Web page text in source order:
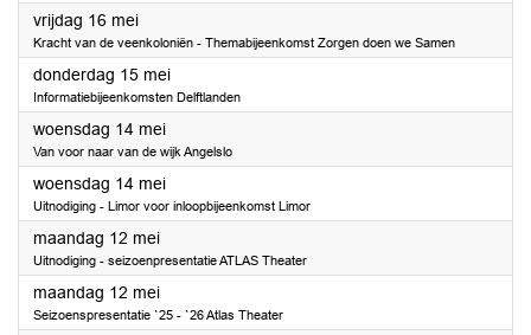
vrijdag 16 mei2025
Kracht van de veenkoloniën - Themabijeenkomst Zorgen doen we Samen
donderdag 15 mei2025
Informatiebijeenkomsten Delftlanden
woensdag 14 mei2025
Van voor naar van de wijk Angelslo
woensdag 14 mei2025
Uitnodiging - Limor voor inloopbijeenkomst Limor
maandag 12 mei2025
Uitnodiging - seizoenpresentatie ATLAS Theater
maandag 12 mei2025
Seizoenspresentatie `25 - `26 Atlas Theater